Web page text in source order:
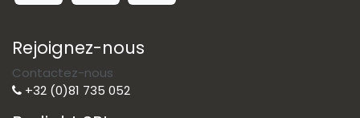
Rejoignez-nous
Contactez-nous
+32 (0)81 735 052